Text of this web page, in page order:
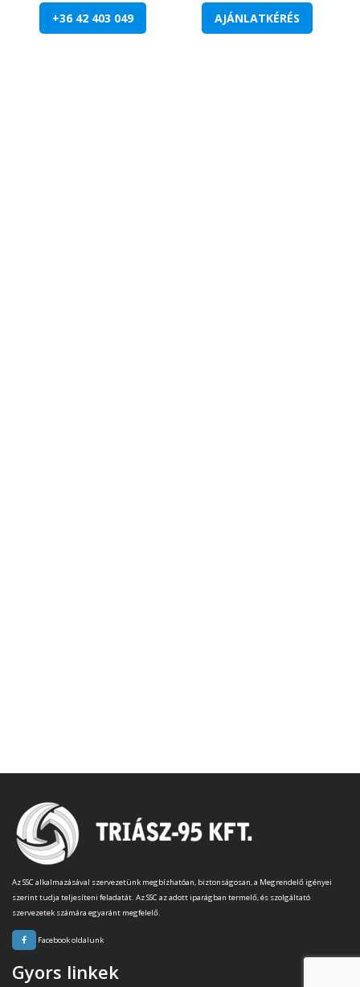
+36 42 403 049 AJÁNLATKÉRÉS
Az SSC alkalmazásával szervezetünk megbízhatóan, biztonságosan, a Megrendelő igényei
szerint tudja teljesíteni feladatát. Az SSC az adott iparágban termelő, és szolgáltató
szervezetek számára egyaránt megfelelő.
Facebook oldalunk
Gyors linkek